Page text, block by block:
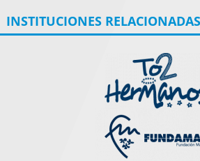
INSTITUCIONES RELACIONADAS